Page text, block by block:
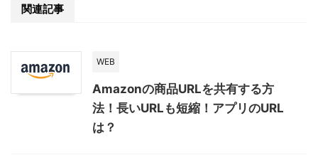
関連記事
WEB
Amazonの商品URLを共有する方
法！長いURLも短縮！アプリのURL
は？